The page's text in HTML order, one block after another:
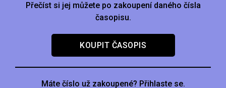
Přečíst si jej můžete po zakoupení daného čísla
časopisu.
KOUPIT ČASOPIS
Máte číslo už zakoupené? Přihlaste se.